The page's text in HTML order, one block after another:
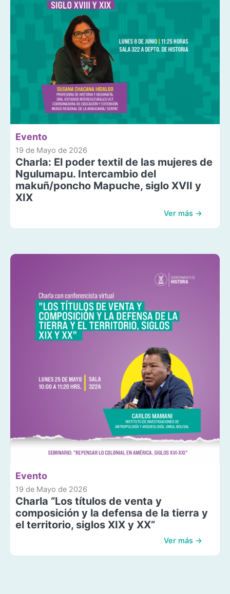
Evento
19 de Mayo de 2026
Charla: El poder textil de las mujeres de
Ngulumapu. Intercambio del
makuñ/poncho Mapuche, siglo XVII y
XIX
Ver más →
Evento
19 de Mayo de 2026
Charla “Los títulos de venta y
composición y la defensa de la tierra y
el territorio, siglos XIX y XX”
Ver más →